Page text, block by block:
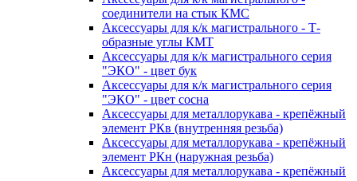
соединители на стык КМС
Аксессуары для к/к магистрального - Т-
образные углы КМТ
Аксессуары для к/к магистрального серия
"ЭКО" - цвет бук
Аксессуары для к/к магистрального серия
"ЭКО" - цвет сосна
Аксессуары для металлорукава - крепёжный
элемент РКв (внутренняя резьба)
Аксессуары для металлорукава - крепёжный
элемент РКн (наружная резьба)
Аксессуары для металлорукава - крепёжный